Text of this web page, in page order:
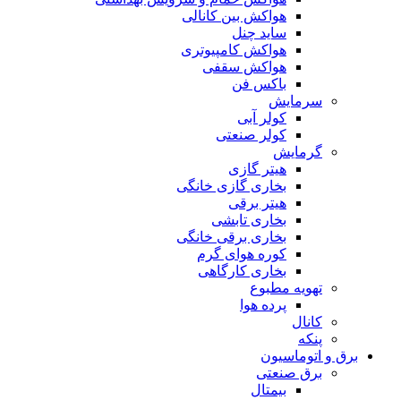
هواکش بین کانالی
ساید چنل
هواکش کامپیوتری
هواکش سقفی
باکس فن
سرمایش
کولر آبی
کولر صنعتی
گرمایش
هیتر گازی
بخاری گازی خانگی
هیتر برقی
بخاری تابشی
بخاری برقی خانگی
کوره هوای گرم
بخاری کارگاهی
تهویه مطبوع
پرده هوا
کانال
پنکه
برق و اتوماسیون
برق صنعتی
بیمتال